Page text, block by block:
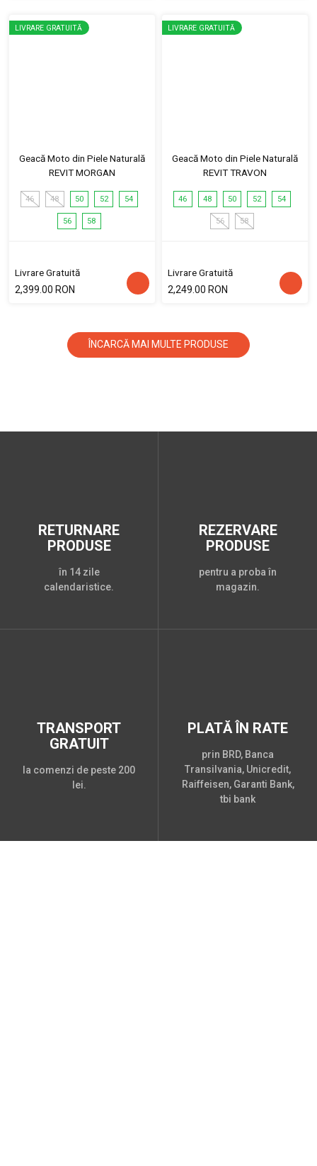
LIVRARE GRATUITĂ
Geacă Moto din Piele Naturală
REVIT MORGAN
46 48 50 52 54
56 58
Livrare Gratuită
2,399.00 RON
LIVRARE GRATUITĂ
Geacă Moto din Piele Naturală
REVIT TRAVON
46 48 50 52 54
56 58
Livrare Gratuită
2,249.00 RON
ÎNCARCĂ MAI MULTE PRODUSE
RETURNARE
PRODUSE
în 14 zile
calendaristice.
REZERVARE
PRODUSE
pentru a proba în
magazin.
TRANSPORT
GRATUIT
la comenzi de peste 200
lei.
PLATĂ ÎN RATE
prin BRD, Banca
Transilvania, Unicredit,
Raiffeisen, Garanti Bank,
tbi bank